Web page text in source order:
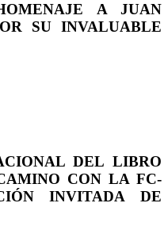
A JUAN
SU INVALUABLE
DEL LIBRO
CON LA FC-
INVITADA DE